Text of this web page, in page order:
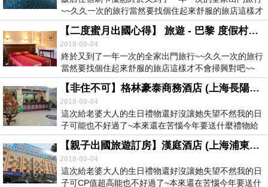
~~久久一次的旅行當然要找個住起來舒服的旅店這樣才
不...
【二度蜜月出國心得】 旅遊 - 巴黎 度假村預訂比價
2018-09-04
終於又到了一年一次的全家出門旅行~~久久一次的旅行
當然要找個住起來舒服的旅店這樣才不會掃興對吧~~
民...
【非住不可】格林豪泰商務酒店 (上海長陽路 - 江浦公園地鐵站店) - 上海 便宜自由行訂房折扣
2018-09-04
這次給老婆大人的生日禮物還好沒讓她失望不然我的日
子可能也不好過了~本來還在苦惱今年要送什麼禮物給
老婆...
【親子出國旅遊訂房】漢庭酒店 (上海浦東機場店) - 上海 CP值超高
2018-09-04
這次給老婆大人的生日禮物還好沒讓她失望不然我的日
子可CP值超高能也不好過了~本來還在苦惱今年要送什